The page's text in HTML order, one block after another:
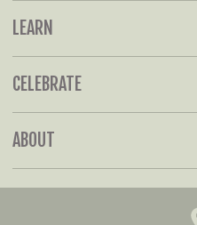
LEARN
CELEBRATE
ABOUT